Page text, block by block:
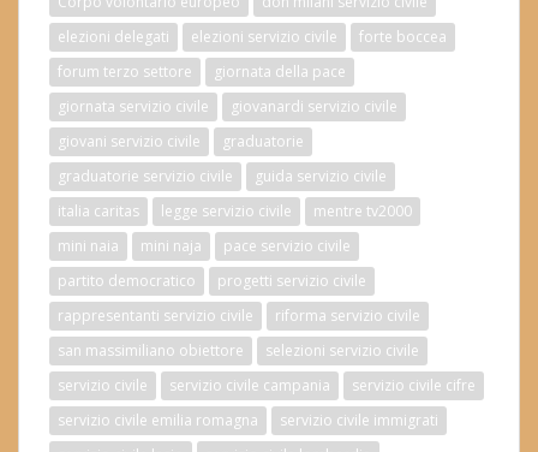
elezioni delegati
elezioni servizio civile
forte boccea
forum terzo settore
giornata della pace
giornata servizio civile
giovanardi servizio civile
giovani servizio civile
graduatorie
graduatorie servizio civile
guida servizio civile
italia caritas
legge servizio civile
mentre tv2000
mini naia
mini naja
pace servizio civile
partito democratico
progetti servizio civile
rappresentanti servizio civile
riforma servizio civile
san massimiliano obiettore
selezioni servizio civile
servizio civile
servizio civile campania
servizio civile cifre
servizio civile emilia romagna
servizio civile immigrati